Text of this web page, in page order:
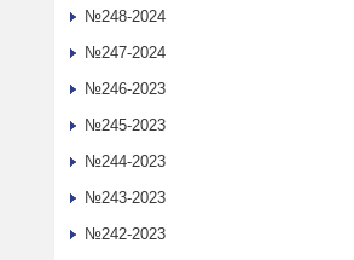
№248-2024
№247-2024
№246-2023
№245-2023
№244-2023
№243-2023
№242-2023